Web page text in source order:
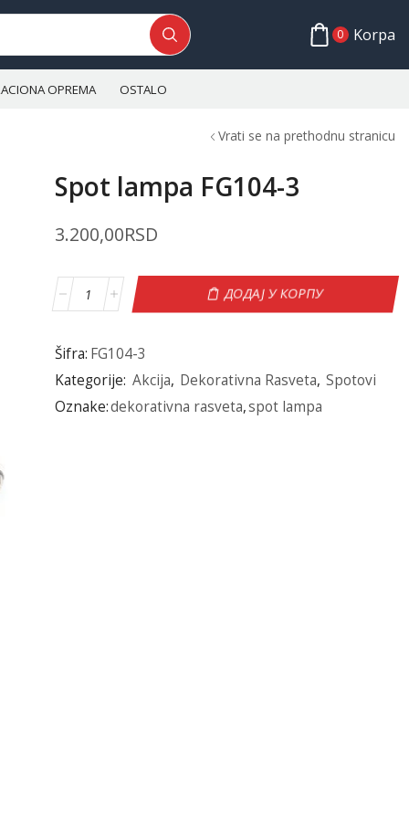
0 Korpa
OPREMA OSTALO
Vrati se na prethodnu stranicu
Spot lampa FG104-3
3.200,00RSD
ДОДАЈ У КОРПУ
Šifra: FG104-3
Kategorije: Akcija, Dekorativna Rasveta, Spotovi
Oznake:dekorativna rasveta,spot lampa